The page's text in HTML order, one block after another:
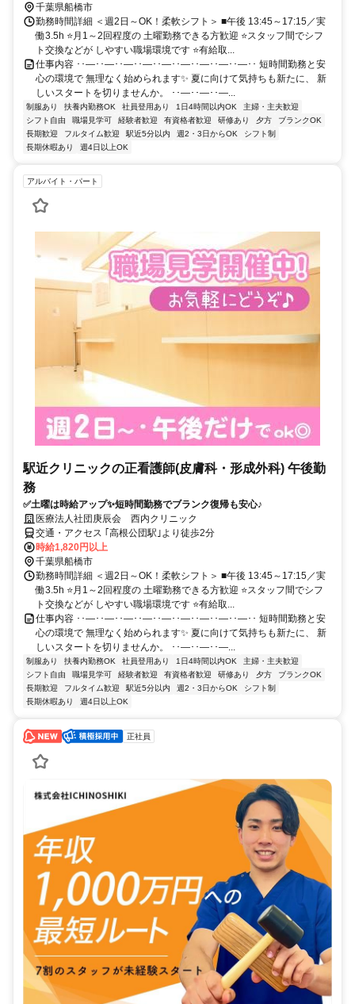
千葉県船橋市
勤務時間詳細 ＜週2日～OK！柔軟シフト＞ ■午後 13:45～17:15／実
働3.5h ⭐月1～2回程度の 土曜勤務できる方歓迎 ⭐スタッフ間でシフ
ト交換などが しやすい職場環境です ⭐有給取...
仕事内容 ･･―･･―･･―･･―･･―･･―･･―･･―･･―･･ 短時間勤務と安
心の環境で 無理なく始められます✨ 夏に向けて気持ちも新たに、 新
しいスタートを切りませんか。 ･･―･･―･･―...
制服あり 扶養内勤務OK 社員登用あり 1日4時間以内OK
主婦・主夫歓迎
シフト自由
職場見学可 経験者歓迎 有資格者歓迎 研修あり 夕方
ブランクOK
長期歓迎
フルタイム歓迎 駅近5分以内 週2・3日からOK
シフト制
長期休暇あり
週4日以上OK
アルバイト・パート
駅近クリニックの正看護師(皮膚科・形成外科) 午後勤
務
✅土曜は時給アップ✨短時間勤務でブランク復帰も安心♪
医療法人社団庚辰会 西内クリニック
交通・アクセス ｢高根公団駅｣より徒歩2分
時給1,820円以上
千葉県船橋市
勤務時間詳細 ＜週2日～OK！柔軟シフト＞ ■午後 13:45～17:15／実
働3.5h ⭐月1～2回程度の 土曜勤務できる方歓迎 ⭐スタッフ間でシフ
ト交換などが しやすい職場環境です ⭐有給取...
仕事内容 ･･―･･―･･―･･―･･―･･―･･―･･―･･―･･ 短時間勤務と安
心の環境で 無理なく始められます✨ 夏に向けて気持ちも新たに、 新
しいスタートを切りませんか。 ･･―･･―･･―...
制服あり 扶養内勤務OK 社員登用あり 1日4時間以内OK
主婦・主夫歓迎
シフト自由
職場見学可 経験者歓迎 有資格者歓迎 研修あり 夕方
ブランクOK
長期歓迎
フルタイム歓迎 駅近5分以内 週2・3日からOK
シフト制
長期休暇あり
週4日以上OK
正社員